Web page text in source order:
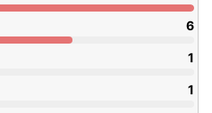
6
1
1